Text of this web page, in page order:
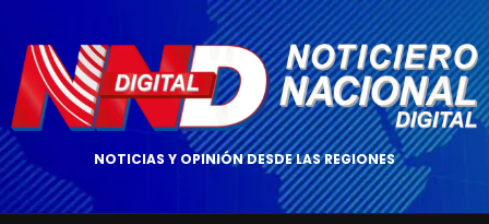
NOTICIAS Y OPINIÓN DESDE LAS REGIONES